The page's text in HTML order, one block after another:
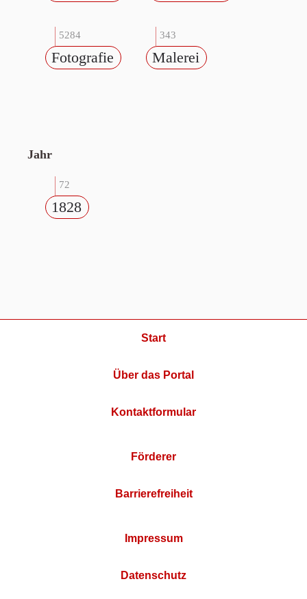
5284
Fotografie
343
Malerei
Jahr
72
1828
Start
Über das Portal
Kontaktformular
Förderer
Barrierefreiheit
Impressum
Datenschutz